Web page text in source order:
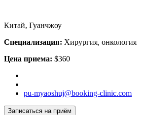
Китай, Гуанчжоу
Специализация: Хирургия, онкология
Цена приема: $360
pu-myaoshuj@booking-clinic.com
Записаться на приём